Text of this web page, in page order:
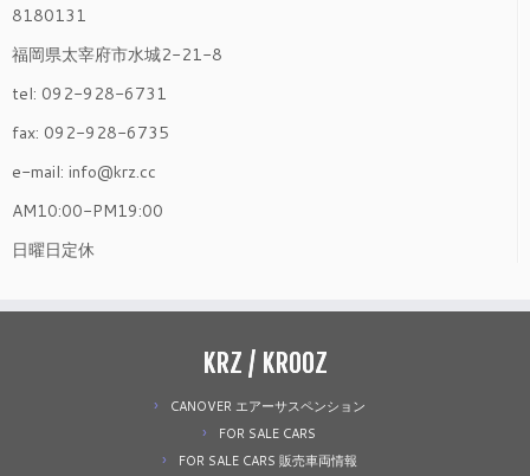
8180131
福岡県太宰府市水城2-21-8
tel: 092-928-6731
fax: 092-928-6735
e-mail: info@krz.cc
AM10:00-PM19:00
日曜日定休
KRZ / KROOZ
CANOVER エアーサスペンション
FOR SALE CARS
FOR SALE CARS 販売車両情報